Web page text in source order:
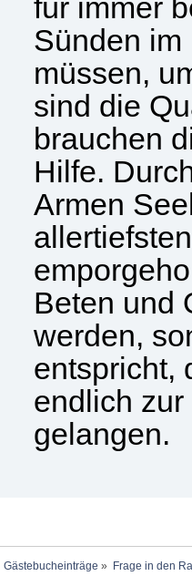
für immer
Sünden
müssen,
sind die
brauchen
Hilfe.
Armen
Beten und
werden,
entspricht,
endlich
gelangen.
Gästebucheinträge » Frage in den